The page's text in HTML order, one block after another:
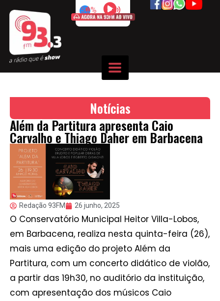
50%
Notícias
Além da Partitura apresenta Caio
Carvalho e Thiago Daher em Barbacena
Redação 93FM 26 junho, 2025
O Conservatório Municipal Heitor Villa-Lobos,
em Barbacena, realiza nesta quinta-feira (26),
mais uma edição do projeto Além da
Partitura, com um concerto didático de violão,
a partir das 19h30, no auditório da instituição,
com apresentação dos músicos Caio